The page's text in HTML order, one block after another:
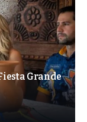
Grande